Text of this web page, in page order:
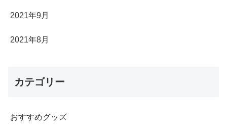
2021年9月
2021年8月
カテゴリー
おすすめグッズ